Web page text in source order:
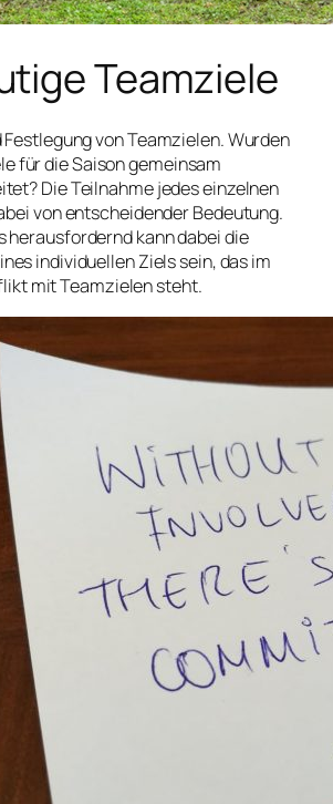
Teamziele
von Teamzielen. Wurden
für die Saison gemeinsam
Die Teilnahme jedes einzelnen
von entscheidender Bedeutung.
herausfordernd kann dabei die
individuellen Ziels sein, das im
mit Teamzielen steht.